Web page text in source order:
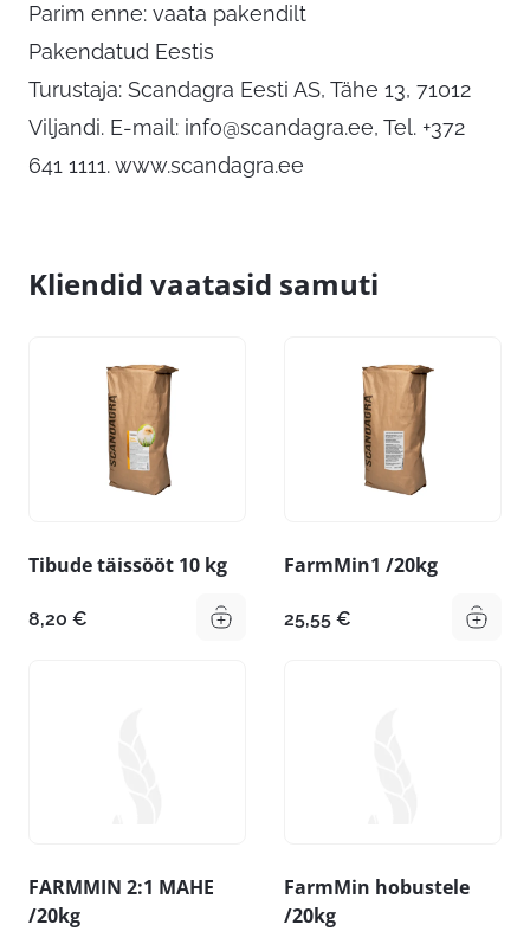
Parim enne: vaata pakendilt
Pakendatud Eestis
Turustaja: Scandagra Eesti AS, Tähe 13, 71012
Viljandi. E-mail: info@scandagra.ee, Tel. +372
641 1111. www.scandagra.ee
Kliendid vaatasid samuti
Tibude täissööt 10 kg
8,20 €
FarmMin1 /20kg
25,55 €
FARMMIN 2:1 MAHE
/20kg
FarmMin hobustele
/20kg